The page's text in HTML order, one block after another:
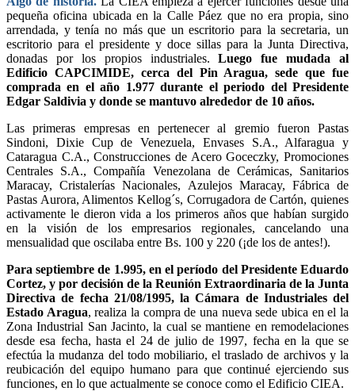
pequeña oficina ubicada en la Calle Páez que no era propia, sino
arrendada, y tenía no más que un escritorio para la secretaria, un
escritorio para el presidente y doce sillas para la Junta Directiva,
donadas por los propios industriales.Luego fue mudada al
Edificio CAPCIMIDE, cerca del Pin Aragua, sede que fue
comprada en el año 1.977 durante el periodo del Presidente
Edgar Saldivia y donde se mantuvo alrededor de 10 años.
Las primeras empresas en pertenecer al gremio fueron Pastas
Sindoni, Dixie Cup de Venezuela, Envases S.A., Alfaragua y
Cataragua C.A., Construcciones de Acero Goceczky, Promociones
Centrales S.A., Compañía Venezolana de Cerámicas, Sanitarios
Maracay, Cristalerías Nacionales, Azulejos Maracay, Fábrica de
Pastas Aurora, Alimentos Kellog´s, Corrugadora de Cartón, quienes
activamente le dieron vida a los primeros años que habían surgido
en la visión de los empresarios regionales, cancelando una
mensualidad que oscilaba entre Bs. 100 y 220 (¡de los de antes!).
Para septiembre de 1.995, en el período del Presidente Eduardo
Cortez, y por decisión de la Reunión Extraordinaria de la Junta
Directiva de fecha 21/08/1995, la Cámara de Industriales del
Estado Aragua, realiza la compra de una nueva sede ubica en el la
Zona Industrial San Jacinto, la cual se mantiene en remodelaciones
desde esa fecha, hasta el 24 de julio de 1997, fecha en la que se
efectúa la mudanza del todo mobiliario, el traslado de archivos y la
reubicación del equipo humano para que continué ejerciendo sus
funciones, en lo que actualmente se conoce como el Edificio CIEA.